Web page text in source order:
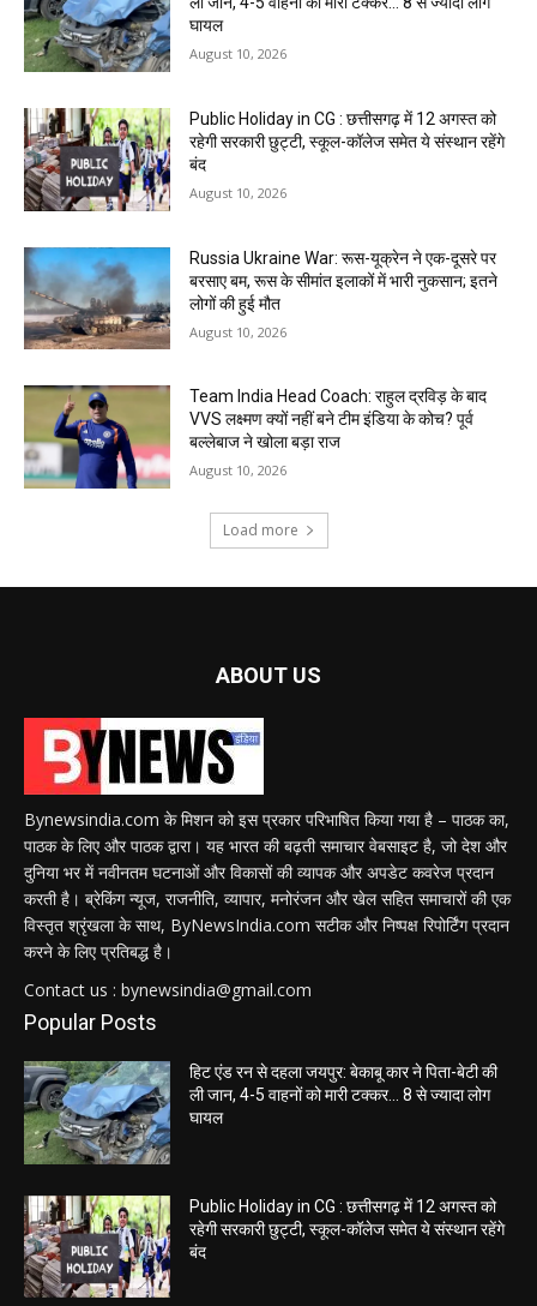
घायल
August 10, 2026
Public Holiday in CG : छत्तीसगढ़ में 12 अगस्त को
रहेगी सरकारी छुट्टी, स्कूल-कॉलेज समेत ये संस्थान रहेंगे
बंद
August 10, 2026
Russia Ukraine War: रूस-यूक्रेन ने एक-दूसरे पर
बरसाए बम, रूस के सीमांत इलाकों में भारी नुकसान; इतने
लोगों की हुई मौत
August 10, 2026
Team India Head Coach: राहुल द्रविड़ के बाद
VVS लक्ष्मण क्यों नहीं बने टीम इंडिया के कोच? पूर्व
बल्लेबाज ने खोला बड़ा राज
August 10, 2026
Load more
ABOUT US
Bynewsindia.com के मिशन को इस प्रकार परिभाषित किया गया है – पाठक का,
पाठक के लिए और पाठक द्वारा। यह भारत की बढ़ती समाचार वेबसाइट है, जो देश और
दुनिया भर में नवीनतम घटनाओं और विकासों की व्यापक और अपडेट कवरेज प्रदान
करती है। ब्रेकिंग न्यूज, राजनीति, व्यापार, मनोरंजन और खेल सहित समाचारों की एक
विस्तृत श्रृंखला के साथ, ByNewsIndia.com सटीक और निष्पक्ष रिपोर्टिंग प्रदान
करने के लिए प्रतिबद्ध है।
Contact us : bynewsindia@gmail.com
Popular Posts
हिट एंड रन से दहला जयपुर: बेकाबू कार ने पिता-बेटी की
ली जान, 4-5 वाहनों को मारी टक्कर… 8 से ज्यादा लोग
घायल
Public Holiday in CG : छत्तीसगढ़ में 12 अगस्त को
रहेगी सरकारी छुट्टी, स्कूल-कॉलेज समेत ये संस्थान रहेंगे
बंद